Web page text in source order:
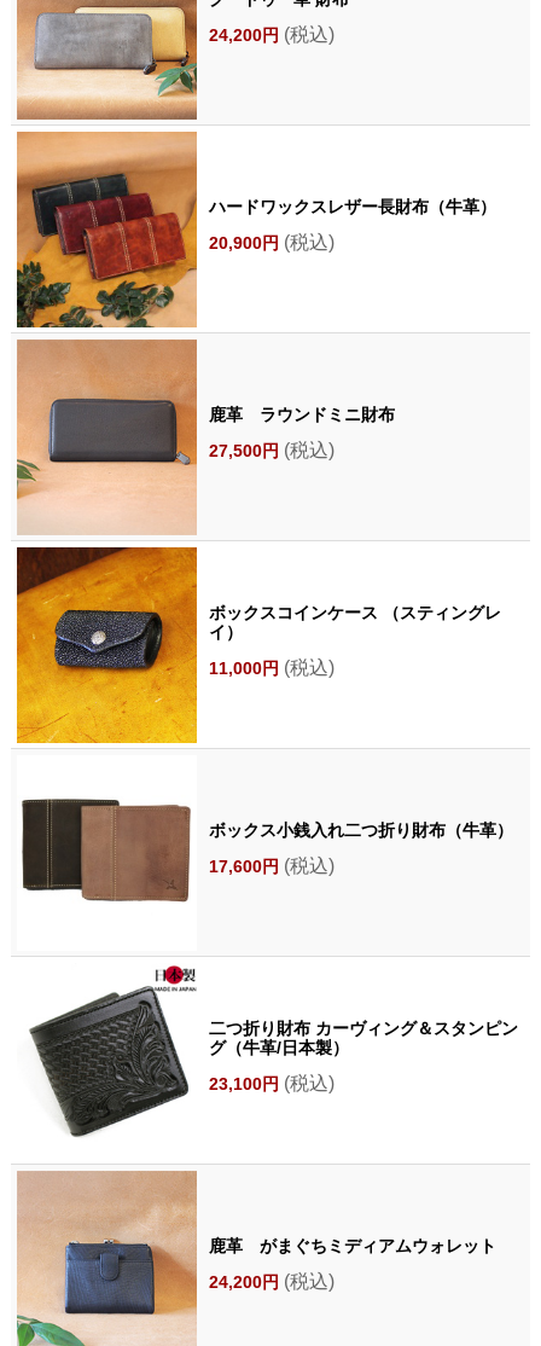
24,200円 (税込)
ハードワックスレザー長財布（牛革）
20,900円 (税込)
鹿革 ラウンドミニ財布
27,500円 (税込)
ボックスコインケース （スティングレ
イ）
11,000円 (税込)
ボックス小銭入れ二つ折り財布（牛革）
17,600円 (税込)
二つ折り財布 カーヴィング＆スタンピン
グ（牛革/日本製）
23,100円 (税込)
鹿革 がまぐちミディアムウォレット
24,200円 (税込)